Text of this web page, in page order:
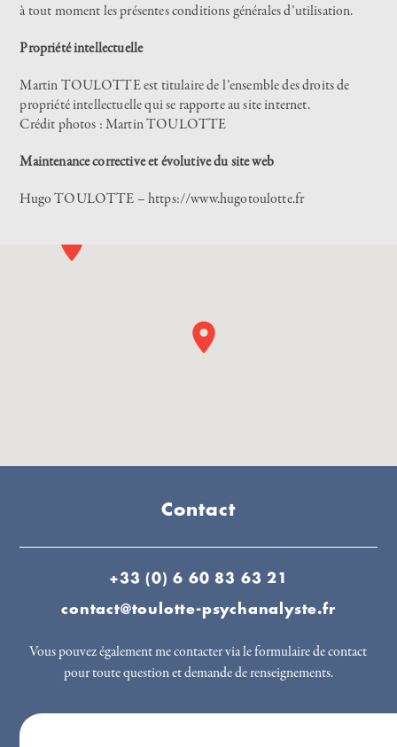
à tout moment les présentes conditions générales d’utilisation.
Propriété intellectuelle
Martin TOULOTTE est titulaire de l’ensemble des droits de
propriété intellectuelle qui se rapporte au site internet.
Crédit photos : Martin TOULOTTE
Maintenance corrective et évolutive du site web
Hugo TOULOTTE – https://www.hugotoulotte.fr
Contact
+33 (0) 6 60 83 63 21
contact@toulotte-psychanalyste.fr
Vous pouvez également me contacter via le formulaire de contact
pour toute question et demande de renseignements.